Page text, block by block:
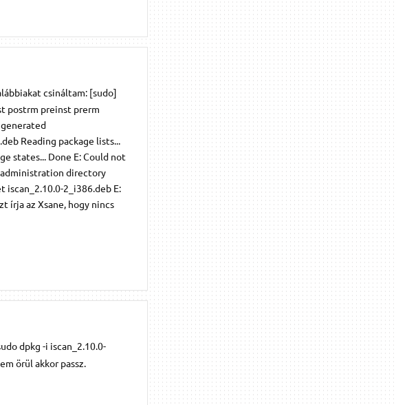
csináltam: [sudo]
postrm preinst prerm
Reading package lists...
states... Done E: Could not
directory
2_i386.deb E:
írja az Xsane, hogy nincs
dpkg -i iscan_2.10.0-
örül akkor passz.